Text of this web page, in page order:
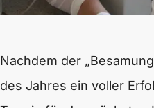
Nachdem der
des Jahres ein voller